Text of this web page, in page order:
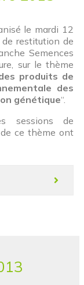
le mardi 12
restitution de
Semences
sur le thème
produits de
des
génétique“.
sessions de
ce thème ont